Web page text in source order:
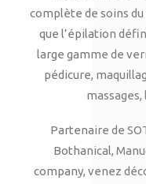
complète de soins
que l’épilation
large gamme de
pédicure,
Partenaire de
Bothanical,
company, venez